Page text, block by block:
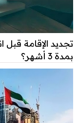
تجديد الإقامة
بمدة 3 أشهر؟